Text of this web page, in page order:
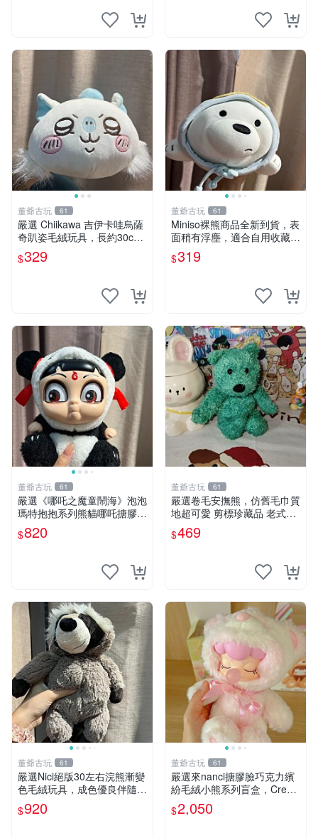
董爺古玩 61
嚴選 Chiikawa 吉伊卡哇烏薩
奇趴姿毛絨玩具，長約30c
m，質地超軟適合收藏 烏薩
奇 Chiikawa 毛絨 超軟
$329
董爺古玩 61
Miniso裸熊商品全新到貨，表
面稍有浮塵，適合自用收藏嚴
選款。 裸熊 商品 裸熊玩偶
$319
董爺古玩 61
嚴選《哪吒之魔童鬧海》泡泡
瑪特抱抱系列熊貓哪吒搪膠臉
毛絨， STATE：如圖顯示 哪
吒 毛絨公仔 泡泡瑪特
$820
董爺古玩 61
嚴選卷毛安撫熊，仿舊毛巾質
地超可愛 剪標珍藏品 老式毛
巾質地 安撫熊 款式
$469
董爺古玩 61
嚴選Nici絕版30左右浣熊漸變
色毛絨玩具，成色優良伴隨原
廠牌標 浣熊 玩具 毛絨
$920
董爺古玩 61
嚴選來nanci搪膠臉巧克力繽
紛毛絨小熊系列盲盒，Crea
my櫻花巧藝盲盒 隱藏款Crea
my櫻花巧藝 嬰熊盲盒娃娃 樂
$2,050